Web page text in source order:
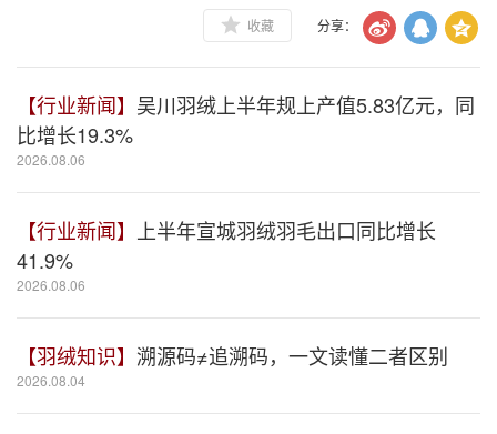
收藏 分享：
【行业新闻】 吴川羽绒上半年规上产值5.83亿元，同
比增长19.3%
2026.08.06
【行业新闻】
上半年宣城羽绒羽毛出口同比增长
41.9%
2026.08.06
【羽绒知识】 溯源码≠追溯码，一文读懂二者区别
2026.08.04